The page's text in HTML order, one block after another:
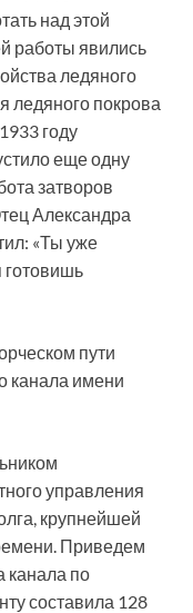
над этой
работы явились
ледяного
ледяного покрова
году
еще одну
затворов
Александра
«Ты уже
готовишь
пути
канала имени
управления
крупнейшей
Приведем
канала по
составила 128